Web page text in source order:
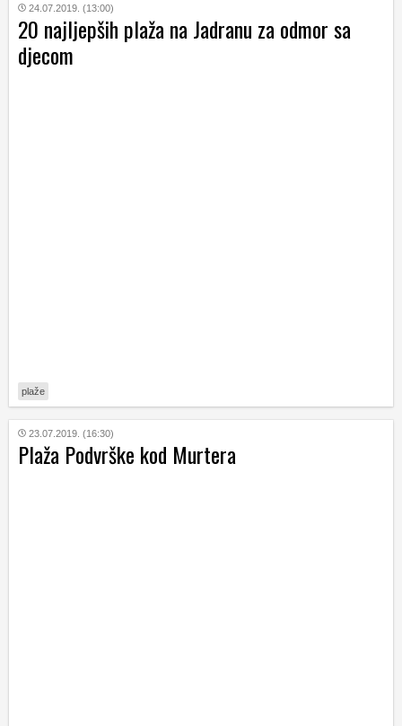
24.07.2019. (13:00)
20 najljepših plaža na Jadranu za odmor sa
djecom
plaže
23.07.2019. (16:30)
Plaža Podvrške kod Murtera